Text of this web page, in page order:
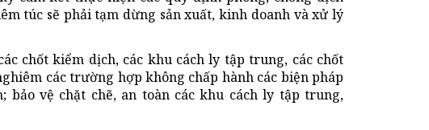
túc sẽ phải tạm dừng sản xuất, kinh doanh và xử lý
chốt kiểm dịch, các khu cách ly tập trung, các chốt
các trường hợp không chấp hành các biện pháp
bảo vệ chặt chẽ, an toàn các khu cách ly tập trung,